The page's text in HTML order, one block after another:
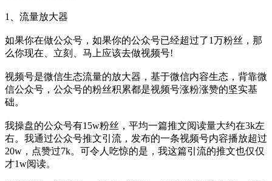
1、流量放大器
如果你在做公众号，如果你的公众号已经超过了1万粉丝，那
么你现在、立刻、马上应该去做视频号!
视频号是微信生态流量的放大器，基于微信内容生态，背靠微
信公众号，公众号的粉丝积累都是视频号涨粉涨赞的坚实基
础。
我操盘的公众号有15w粉丝，平均一篇推文阅读量大约在3k左
右。我通过公众号推文引流，发布的一条视频号内容播放超过
20w，点赞过7k。可令人吃惊的是，我这篇引流的推文也仅仅
才1w阅读。